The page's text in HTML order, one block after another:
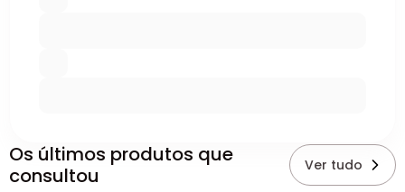
Os últimos produtos que
consultou
Ver tudo